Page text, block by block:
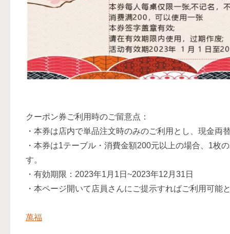
クーポン券ご利用時のご留意点：
・本券は店内で単品注文時のみのご利用とし、現金両
・本券は1テーブル・消費金額200元以上の場合、1枚
す。
・有効期限：2023年1月1日~2023年12月31日
・本ページ開いて店員さんにご提示すればご利用可能
萬福